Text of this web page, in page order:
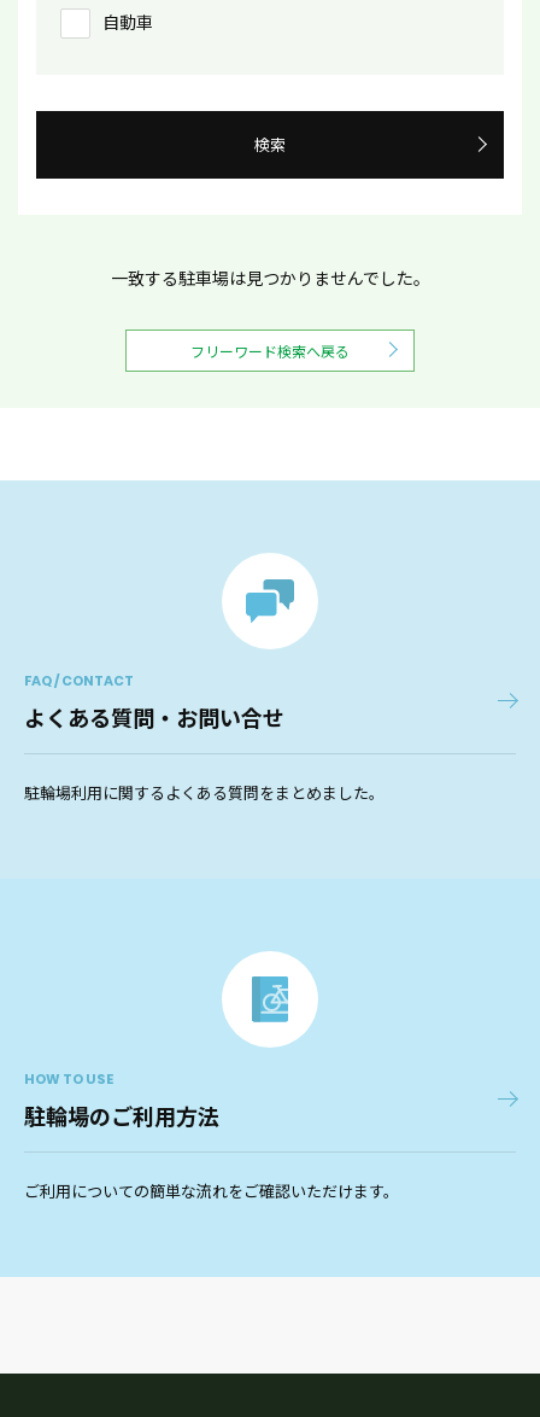
自動車
検索
一致する駐車場は見つかりませんでした。
フリーワード検索へ戻る
FAQ / CONTACT
よくある質問・お問い合せ
駐輪場利用に関するよくある質問をまとめました。
HOW TO USE
駐輪場のご利用方法
ご利用についての簡単な流れをご確認いただけます。